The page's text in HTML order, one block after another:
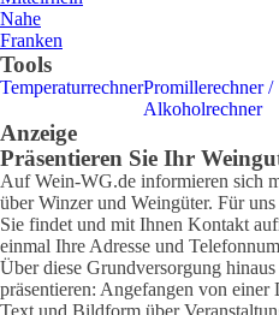
Nahe
Franken
Tools
TemperaturrechnerPromillerechner /
Alkoholrechner
Anzeige
Präsentieren Sie Ihr
Auf Wein-WG.de informieren sich
über Winzer und Weingüter. Für
Sie findet und mit Ihnen Kontakt
einmal Ihre Adresse und
Über diese Grundversorgung
präsentieren: Angefangen von
Text und Bildform über